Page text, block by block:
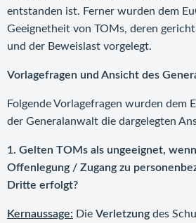
entstanden ist. Ferner wurden dem
Geeignetheit von TOMs, deren
und der Beweislast vorgelegt.
Vorlagefragen und Ansicht des
Folgende Vorlagefragen wurden dem
der Generalanwalt die dargelegten
1. Gelten TOMs als ungeeignet,
Offenlegung / Zugang zu
Dritte erfolgt?
Kernaussage: Die Verletzung des